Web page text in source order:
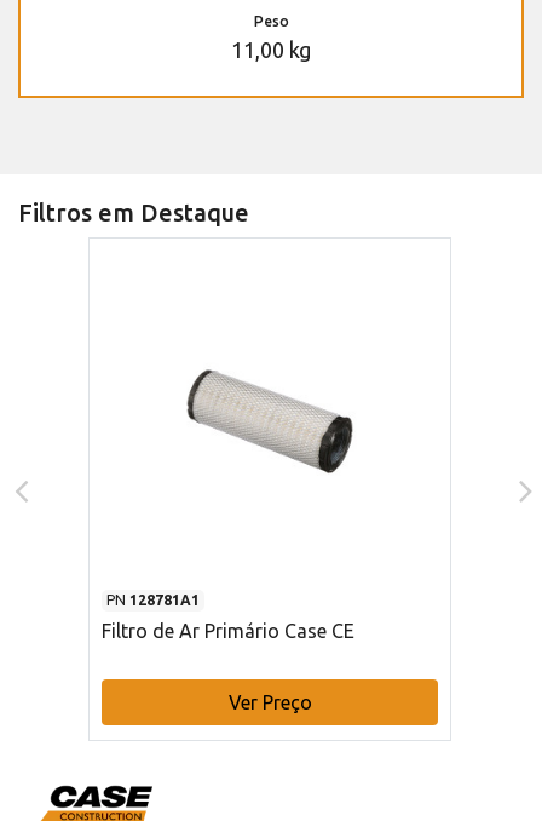
Peso
11,00 kg
Filtros em Destaque
PN 128781A1
Filtro de Ar Primário Case CE
Ver Preço